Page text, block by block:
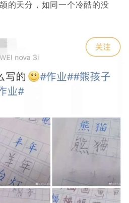
的天分，如同一个冷酷的没